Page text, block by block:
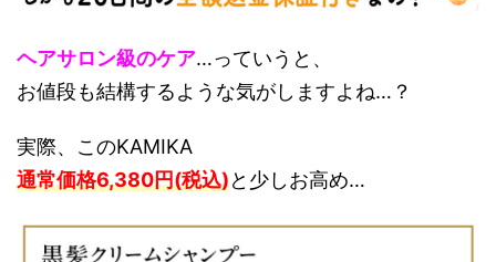
ヘアサロン級のケア…っていうと、
お値段も結構するような気がしますよね…？
実際、このKAMIKA
通常価格6,380円(税込)と少しお高め…